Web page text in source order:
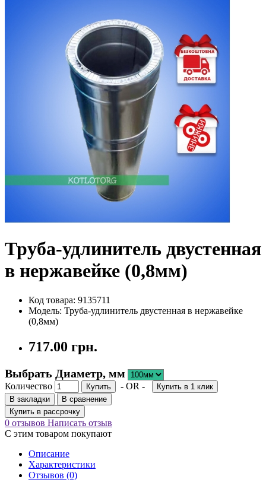
Труба-удлинитель двустенная
в нержавейке (0,8мм)
Код товара: 9135711
Модель: Труба-удлинитель двустенная в нержавейке
(0,8мм)
717.00 грн.
Выбрать Диаметр, мм
Количество Купить - OR -
Купить в 1 клик
В закладки
В сравнение
Купить в рассрочку
0 отзывов Написать отзыв
С этим товаром покупают
Описание
Характеристики
Отзывов (0)